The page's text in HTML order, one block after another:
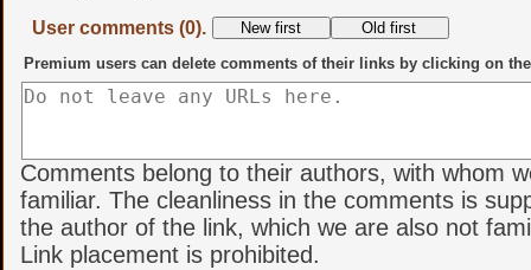
User comments (0).
Premium users can delete comments of their links by clicking on
Comments belong to their authors, with whom
familiar. The cleanliness in the comments is
the author of the link, which we are also not
Link placement is prohibited.